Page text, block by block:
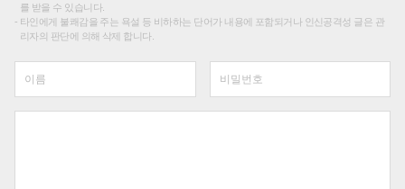
를 받을 수 있습니다.
타인에게 불쾌감을 주는 욕설 등 비하하는 단어가 내용에 포함되거나 인신공격성 글은 관
리자의 판단에 의해 삭제 합니다.